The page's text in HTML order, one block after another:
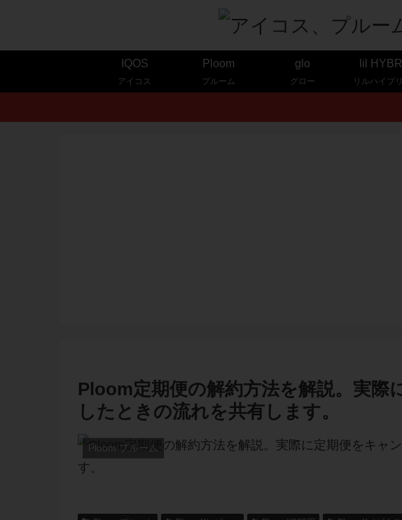
IQOS
アイコス
Ploom
プルーム
glo
グロー
lil
リルハイブ
Ploom定期便の解約方法を解説。実際
したときの流れを共有します。
Ploom プルーム